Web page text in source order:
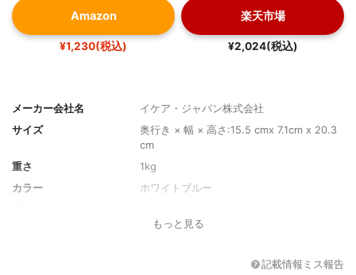
Amazon
¥1,230(税込)
楽天市場
¥2,024(税込)
メーカー会社名
イケア・ジャパン株式会社
サイズ
奥行き × 幅 × 高さ:15.5 cmx 7.1cm x 20.3
cm
重さ
1kg
カラー
ホワイトブルー
4枚
もっと見る
記載情報ミス報告